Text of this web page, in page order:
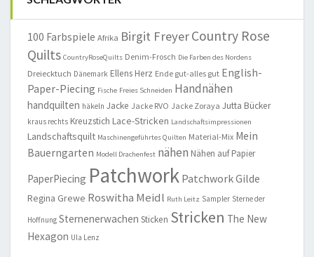
100 Farbspiele Afrika Birgit FreyerCountry Rose
Quilts CountryRoseQuilts Denim-Frosch Die Farben des Nordens
Dreiecktuch Dänemark Ellens Herz Ende gut-alles gut English-
Paper-Piecing Fische Freies Schneiden Handnähen
handquilten häkeln Jacke Jacke RVO Jacke Zoraya Jutta Bücker
kraus rechts Kreuzstich Lace-Stricken Landschaftsimpressionen
Landschaftsquilt Maschinengeführtes Quilten Material-Mix Mein
Bauerngarten Modell Drachenfest nähen Nähen auf Papier
PaperPiecing Patchwork Patchwork Gilde
Regina Grewe Roswitha Meidl Ruth Leitz Sampler Sterne der
Hoffnung Sternenerwachen Sticken Stricken The New
Hexagon Ula Lenz